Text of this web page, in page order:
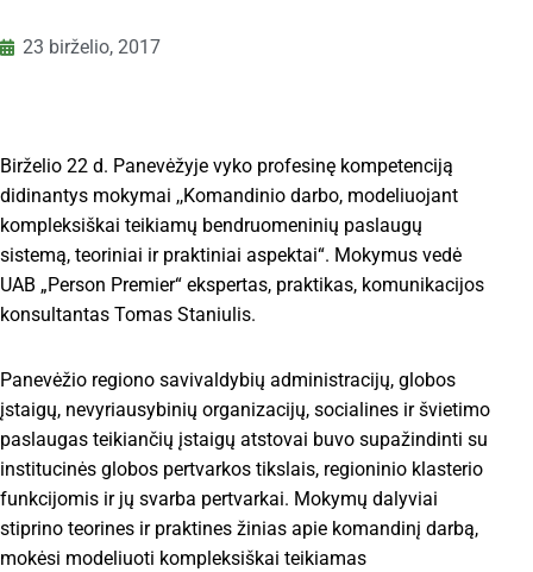
23 birželio, 2017
Birželio 22 d. Panevėžyje vyko profesinę kompetenciją
didinantys mokymai ,,Komandinio darbo, modeliuojant
kompleksiškai teikiamų bendruomeninių paslaugų
sistemą, teoriniai ir praktiniai aspektai“. Mokymus vedė
UAB „Person Premier“ ekspertas, praktikas, komunikacijos
konsultantas Tomas Staniulis.
Panevėžio regiono savivaldybių administracijų, globos
įstaigų, nevyriausybinių organizacijų, socialines ir švietimo
paslaugas teikiančių įstaigų atstovai buvo supažindinti su
institucinės globos pertvarkos tikslais, regioninio klasterio
funkcijomis ir jų svarba pertvarkai. Mokymų dalyviai
stiprino teorines ir praktines žinias apie komandinį darbą,
mokėsi modeliuoti kompleksiškai teikiamas